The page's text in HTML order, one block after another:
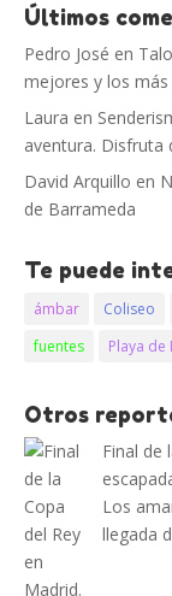
Últimos
Pedro José en
mejores y los más
Laura en
aventura. Disfruta
David Arquillo en
de Barrameda
Te puede
ámbar Coliseo
fuentes
Playa
Otros
Final de
Los
llegada